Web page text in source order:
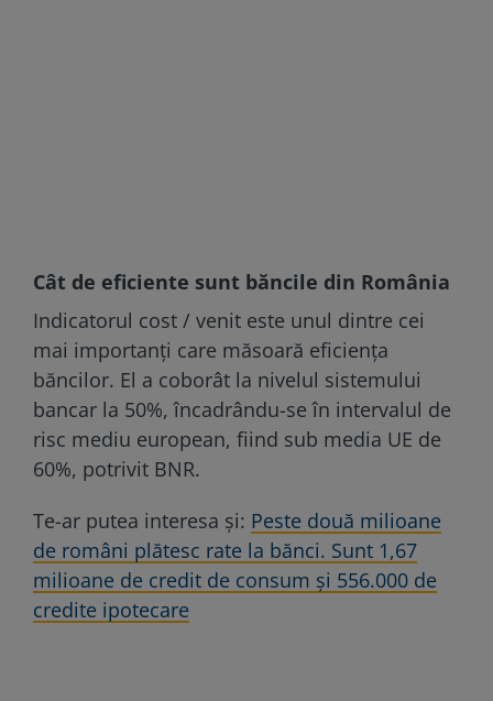
Cât de eficiente sunt băncile din România
Indicatorul cost / venit este unul dintre cei
mai importanți care măsoară eficiența
băncilor. El a coborât la nivelul sistemului
bancar la 50%, încadrându-se în intervalul de
risc mediu european, fiind sub media UE de
60%, potrivit BNR.
Te-ar putea interesa și: Peste două milioane
de români plătesc rate la bănci. Sunt 1,67
milioane de credit de consum şi 556.000 de
credite ipotecare